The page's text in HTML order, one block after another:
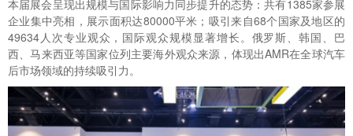
本届展会呈现出规模与国际影响力同步提升的态势：共有1385家参展
企业集中亮相，展示面积达80000平米；吸引来自68个国家及地区的
49634人次专业观众，国际观众规模显著增长。俄罗斯、韩国、巴
西、马来西亚等国家位列主要海外观众来源，体现出AMR在全球汽车
后市场领域的持续吸引力。